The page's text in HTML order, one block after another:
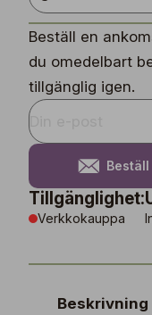
Beställ en
du omedelbart
tillgänglig igen.
Tillgänglighet:
Verkkokauppa
Beskrivning